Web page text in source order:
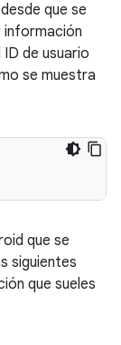
que se
información
de usuario
se muestra
que se
siguientes
que sueles